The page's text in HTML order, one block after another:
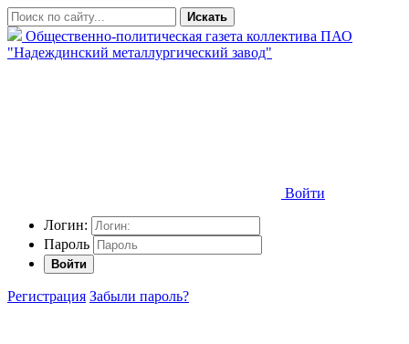
Искать
Общественно-политическая газета коллектива ПАО
"Надеждинский металлургический завод"
Войти
Логин:
Пароль
Войти
Регистрация Забыли пароль?